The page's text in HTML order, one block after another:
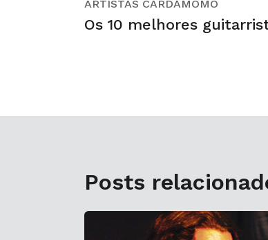
ARTISTAS CARDAMOMO
Os 10 melhores
Posts